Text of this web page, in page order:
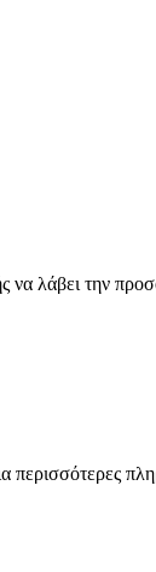
λάβει την